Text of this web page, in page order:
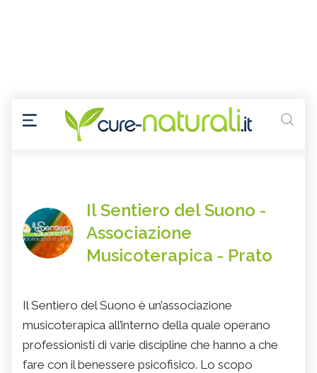
Il Sentiero del Suono -
Associazione
Musicoterapica - Prato
Il Sentiero del Suono è un’associazione
musicoterapica all’interno della quale operano
professionisti di varie discipline che hanno a che
fare con il benessere psicofisico. Lo scopo